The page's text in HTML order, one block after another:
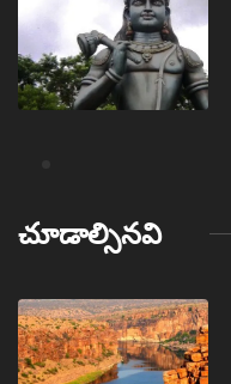
చూడాల్సినవి